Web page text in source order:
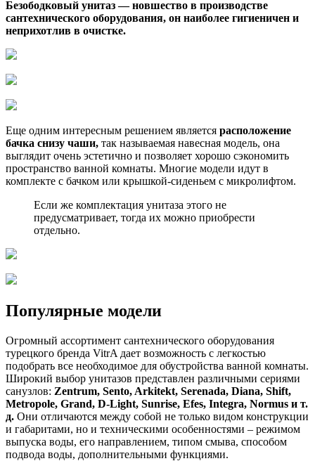
Безободковый унитаз — новшество в производстве
сантехнического оборудования, он наиболее гигиеничен и
неприхотлив в очистке.
Еще одним интересным решением является расположение
бачка снизу чаши, так называемая навесная модель, она
выглядит очень эстетично и позволяет хорошо сэкономить
пространство ванной комнаты. Многие модели идут в
комплекте с бачком или крышкой-сиденьем с микролифтом.
Если же комплектация унитаза этого не
предусматривает, тогда их можно приобрести
отдельно.
Популярные модели
Огромный ассортимент сантехнического оборудования
турецкого бренда VitrA дает возможность с легкостью
подобрать все необходимое для обустройства ванной комнаты.
Широкий выбор унитазов представлен различными сериями
санузлов: Zentrum, Sento, Arkitekt, Serenada, Diana, Shift,
Metropole, Grand, D-Light, Sunrise, Efes, Integra, Normus и т.
д. Они отличаются между собой не только видом конструкции
и габаритами, но и техническими особенностями – режимом
выпуска воды, его направлением, типом смыва, способом
подвода воды, дополнительными функциями.